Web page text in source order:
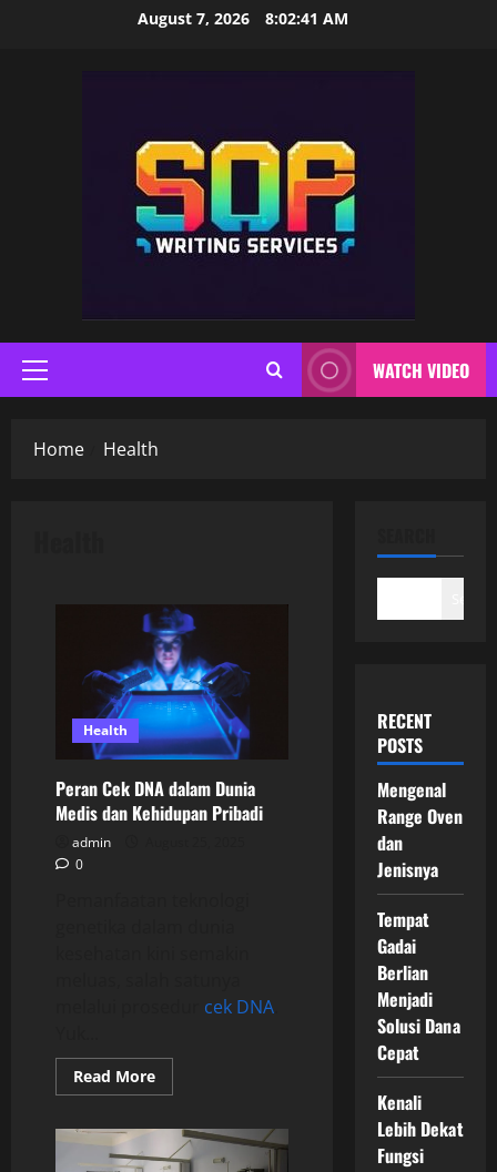
August 7, 2026 8:02:41 AM
Primary
Menu
WATCH VIDEO
Home Health
Health
Peran Cek DNA dalam Dunia
Medis dan Kehidupan Pribadi
admin
0
cek DNA
Read MoreRead
more
Cek
DNA
RECENT
POSTS
Mengenal
Range Oven
dan
Jenisnya
Tempat
Gadai
Berlian
Menjadi
Solusi Dana
Cepat
Kenali
Lebih Dekat
Fungsi